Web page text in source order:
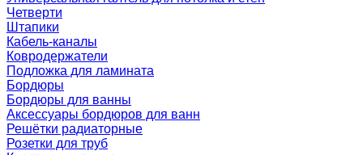
Четверти
Штапики
Кабель-каналы
Ковродержатели
Подложка для ламината
Бордюры
Бордюры для ванны
Аксессуары бордюров для ванн
Решётки радиаторные
Розетки для труб